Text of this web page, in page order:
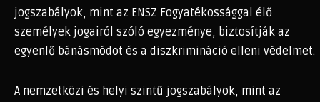
jogszabályok, mint az ENSZ Fogyatékossággal élő
személyek jogairól szóló egyezménye, biztosítják az
egyenlő bánásmódot és a diszkrimináció elleni védelmet.
A nemzetközi és helyi szintű jogszabályok, mint az